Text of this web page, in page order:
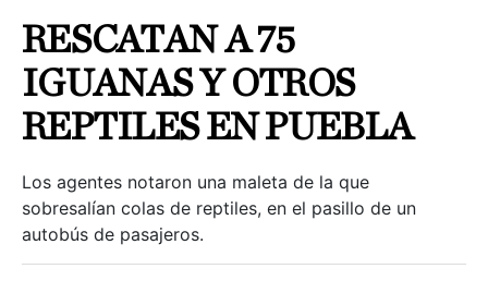
RESCATAN A 75
IGUANAS Y OTROS
REPTILES EN PUEBLA
Los agentes notaron una maleta de la que
sobresalían colas de reptiles, en el pasillo de un
autobús de pasajeros.